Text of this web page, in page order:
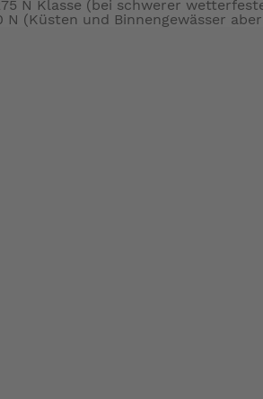
N Klasse (bei schwerer
N (Küsten und Binnengewässer